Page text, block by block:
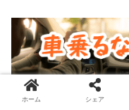
ホーム シェア